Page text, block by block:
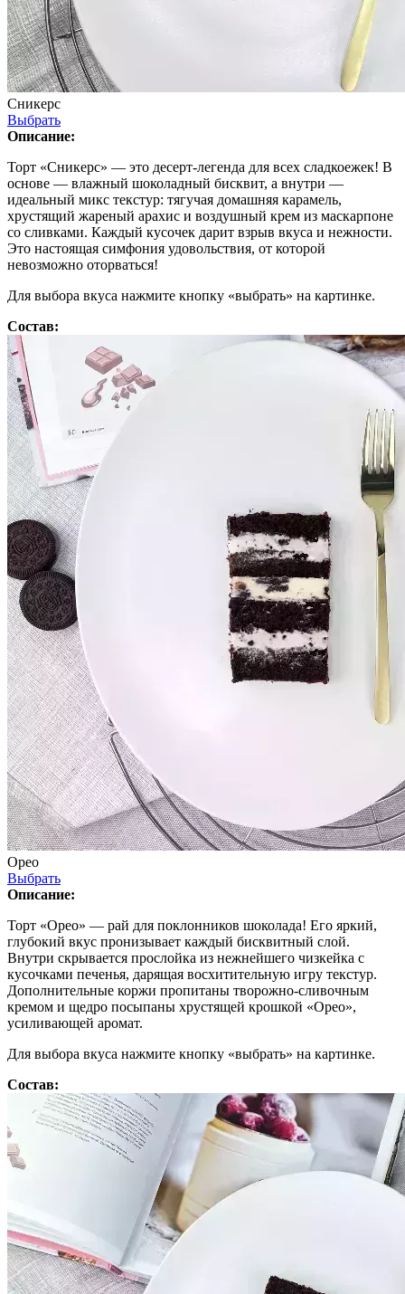
Сникерс
Выбрать
Описание:
Торт «Сникерс» — это десерт-легенда для всех сладкоежек! В
основе — влажный шоколадный бисквит, а внутри —
идеальный микс текстур: тягучая домашняя карамель,
хрустящий жареный арахис и воздушный крем из маскарпоне
со сливками. Каждый кусочек дарит взрыв вкуса и нежности.
Это настоящая симфония удовольствия, от которой
невозможно оторваться!
Для выбора вкуса нажмите кнопку «выбрать» на картинке.
Состав:
Орео
Выбрать
Описание:
Торт «Орео» — рай для поклонников шоколада! Его яркий,
глубокий вкус пронизывает каждый бисквитный слой.
Внутри скрывается прослойка из нежнейшего чизкейка с
кусочками печенья, дарящая восхитительную игру текстур.
Дополнительные коржи пропитаны творожно-сливочным
кремом и щедро посыпаны хрустящей крошкой «Орео»,
усиливающей аромат.
Для выбора вкуса нажмите кнопку «выбрать» на картинке.
Состав: